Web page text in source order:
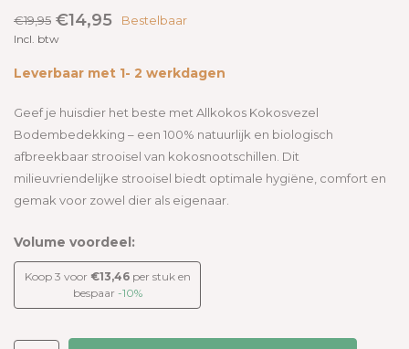
€19,95 €14,95 Bestelbaar
Incl. btw
Leverbaar met 1- 2 werkdagen
Geef je huisdier het beste met Allkokos Kokosvezel
Bodembedekking – een 100% natuurlijk en biologisch
afbreekbaar strooisel van kokosnootschillen. Dit
milieuvriendelijke strooisel biedt optimale hygiëne, comfort en
gemak voor zowel dier als eigenaar.
Volume voordeel:
Koop 3 voor €13,46per stuk en
bespaar -10%